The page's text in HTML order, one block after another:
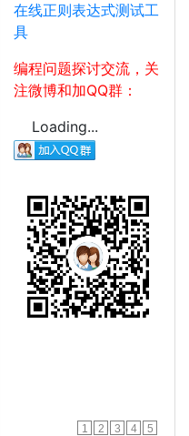
在线正则表达式测试工
具
编程问题探讨交流，关
注微博和加QQ群：
Loading...
1 2 3 4 5